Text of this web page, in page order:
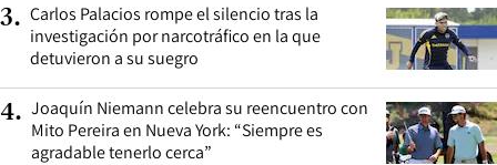
3. Carlos Palacios rompe el silencio tras la
investigación por narcotráfico en la que
detuvieron a su suegro
4. Joaquín Niemann celebra su reencuentro con
Mito Pereira en Nueva York: “Siempre es
agradable tenerlo cerca”